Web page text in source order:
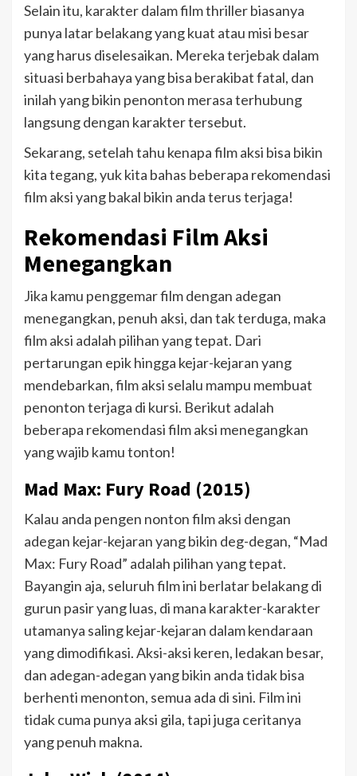
Selain itu, karakter dalam film thriller biasanya
punya latar belakang yang kuat atau misi besar
yang harus diselesaikan. Mereka terjebak dalam
situasi berbahaya yang bisa berakibat fatal, dan
inilah yang bikin penonton merasa terhubung
langsung dengan karakter tersebut.
Sekarang, setelah tahu kenapa film aksi bisa bikin
kita tegang, yuk kita bahas beberapa rekomendasi
film aksi yang bakal bikin anda terus terjaga!
Rekomendasi Film Aksi
Menegangkan
Jika kamu penggemar film dengan adegan
menegangkan, penuh aksi, dan tak terduga, maka
film aksi adalah pilihan yang tepat. Dari
pertarungan epik hingga kejar-kejaran yang
mendebarkan, film aksi selalu mampu membuat
penonton terjaga di kursi. Berikut adalah
beberapa rekomendasi film aksi menegangkan
yang wajib kamu tonton!
Mad Max: Fury Road (2015)
Kalau anda pengen nonton film aksi dengan
adegan kejar-kejaran yang bikin deg-degan, “Mad
Max: Fury Road” adalah pilihan yang tepat.
Bayangin aja, seluruh film ini berlatar belakang di
gurun pasir yang luas, di mana karakter-karakter
utamanya saling kejar-kejaran dalam kendaraan
yang dimodifikasi. Aksi-aksi keren, ledakan besar,
dan adegan-adegan yang bikin anda tidak bisa
berhenti menonton, semua ada di sini. Film ini
tidak cuma punya aksi gila, tapi juga ceritanya
yang penuh makna.